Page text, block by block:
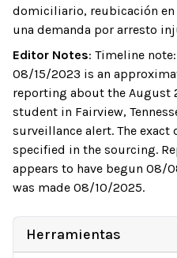
domiciliario, reubicación en
una demanda por arresto
Editor Notes: Timeline
08/15/2023 is an
reporting about the August
student in Fairview,
surveillance alert. The exact
specified in the sourcing.
appears to have begun 08/
was made 08/10/2025.
Herramientas